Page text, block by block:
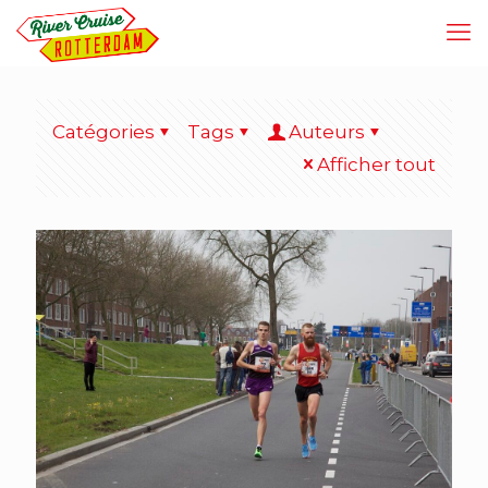
Catégories Tags
Auteurs
Afficher tout